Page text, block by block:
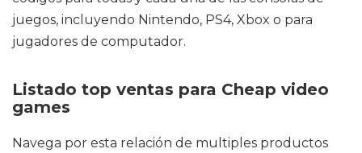
juegos, incluyendo Nintendo, PS4, Xbox o para
jugadores de computador.
Listado top ventas para Cheap video
games
Navega por esta relación de multiples productos